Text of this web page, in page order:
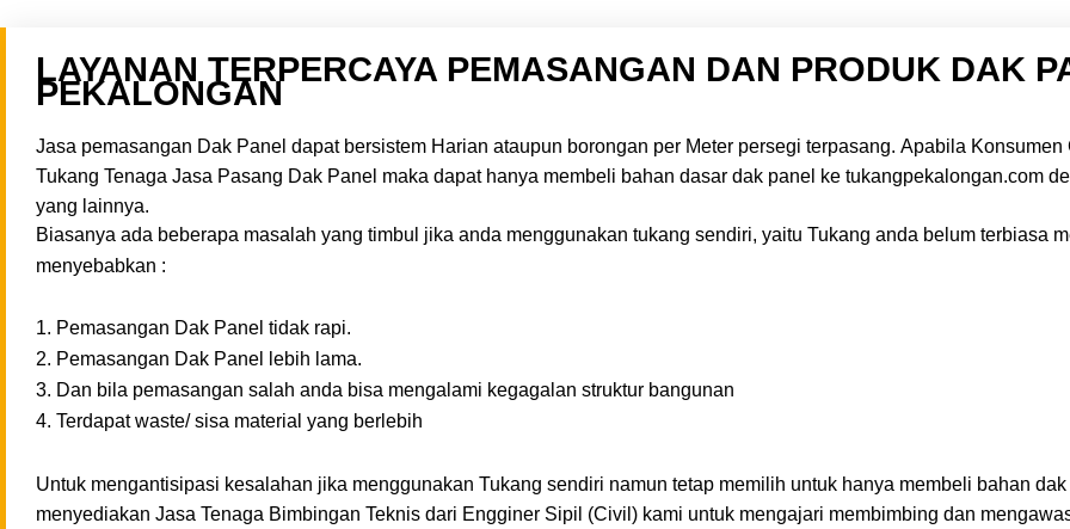
LAYANAN TERPERCAYA PEMASANGAN DAN PRODUK DAK
PEKALONGAN
Jasa pemasangan Dak Panel dapat bersistem Harian ataupun borongan per Meter persegi terpasang. Apabila Konsumen
Tukang Tenaga Jasa Pasang Dak Panel maka dapat hanya membeli bahan dasar dak panel ke tukangpekalongan.com
yang lainnya.
Biasanya ada beberapa masalah yang timbul jika anda menggunakan tukang sendiri, yaitu Tukang anda belum terbiasa
menyebabkan :
1. Pemasangan Dak Panel tidak rapi.
2. Pemasangan Dak Panel
lebih lama.
3. Dan bila pemasangan salah anda bisa mengalami kegagalan struktur bangunan
4. Terdapat waste/ sisa material yang berlebih
Untuk mengantisipasi kesalahan jika menggunakan Tukang sendiri namun tetap memilih untuk hanya membeli bahan
menyediakan Jasa Tenaga Bimbingan Teknis dari Engginer Sipil (Civil) kami untuk mengajari membimbing dan